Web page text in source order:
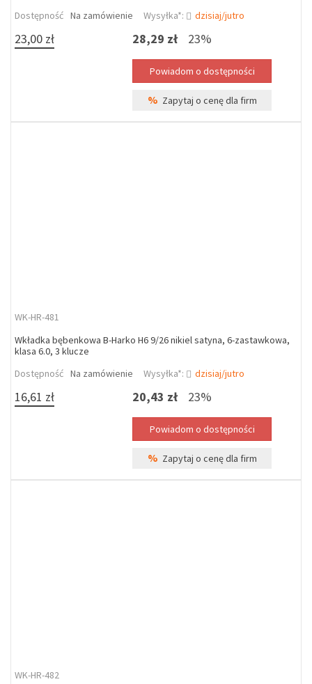
Dostępność Na zamówienie Wysyłka*: dzisiaj/jutro
23,00 zł 28,29 zł 23%
% Zapytaj o cenę dla firm
WK-HR-481
Wkładka bębenkowa B-Harko H6 9/26 nikiel satyna, 6-zastawkowa,
klasa 6.0, 3 klucze
Dostępność Na zamówienie Wysyłka*: dzisiaj/jutro
16,61 zł 20,43 zł 23%
% Zapytaj o cenę dla firm
WK-HR-482